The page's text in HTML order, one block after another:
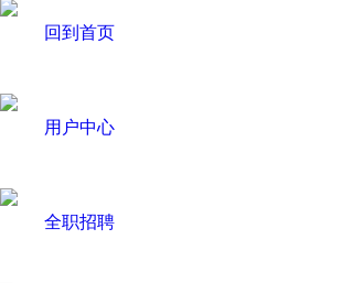
回到首页
用户中心
全职招聘